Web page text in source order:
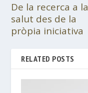
De la recerca a la
salut des de la
pròpia iniciativa
RELATED POSTS